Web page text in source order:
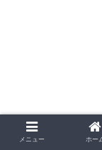
メニュー ホー